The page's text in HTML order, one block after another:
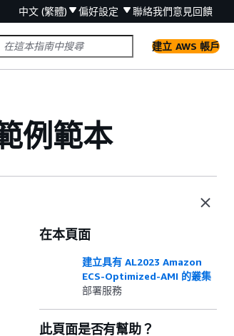
中文 (繁體) 偏好設定 聯絡我們意見回饋
建立 AWS 帳戶
例範本
在本頁面
建立具有 AL2023 Amazon
ECS-Optimized-AMI 的叢集
部署服務
此頁面是否有幫助？